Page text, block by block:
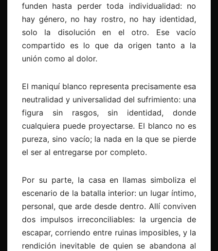
funden hasta perder toda individualidad: no
hay género, no hay rostro, no hay identidad,
solo la disolución en el otro. Ese vacío
compartido es lo que da origen tanto a la
unión como al dolor.
El maniquí blanco representa precisamente esa
neutralidad y universalidad del sufrimiento: una
figura sin rasgos, sin identidad, donde
cualquiera puede proyectarse. El blanco no es
pureza, sino vacío; la nada en la que se pierde
el ser al entregarse por completo.
Por su parte, la casa en llamas simboliza el
escenario de la batalla interior: un lugar íntimo,
personal, que arde desde dentro. Allí conviven
dos impulsos irreconciliables: la urgencia de
escapar, corriendo entre ruinas imposibles, y la
rendición inevitable de quien se abandona al